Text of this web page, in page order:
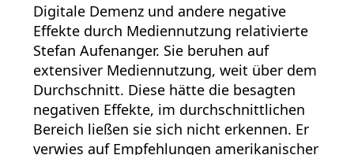
Digitale Demenz und andere negative
Effekte durch Mediennutzung relativierte
Stefan Aufenanger. Sie beruhen auf
extensiver Mediennutzung, weit über dem
Durchschnitt. Diese hätte die besagten
negativen Effekte, im durchschnittlichen
Bereich ließen sie sich nicht erkennen. Er
verwies auf Empfehlungen amerikanischer